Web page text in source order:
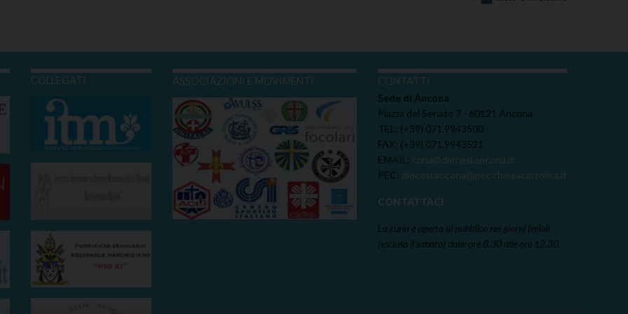
COLLEGATI ASSOCIAZIONI E MOVIMENTI
CONTATTI
Sede di Ancona
Piazza del Senato 7 - 60121 Ancona
TEL: (+39) 071.9943500
FAX: (+39) 071.9943521
EMAIL: curia@diocesi.ancona.it
PEC: diocesi.ancona@pec.chiesacattolica.it
CONTATTACI
La curia è aperta al pubblico nei giorni feriali
(escluso il sabato) dalle ore 8.30 alle ore 12.30.